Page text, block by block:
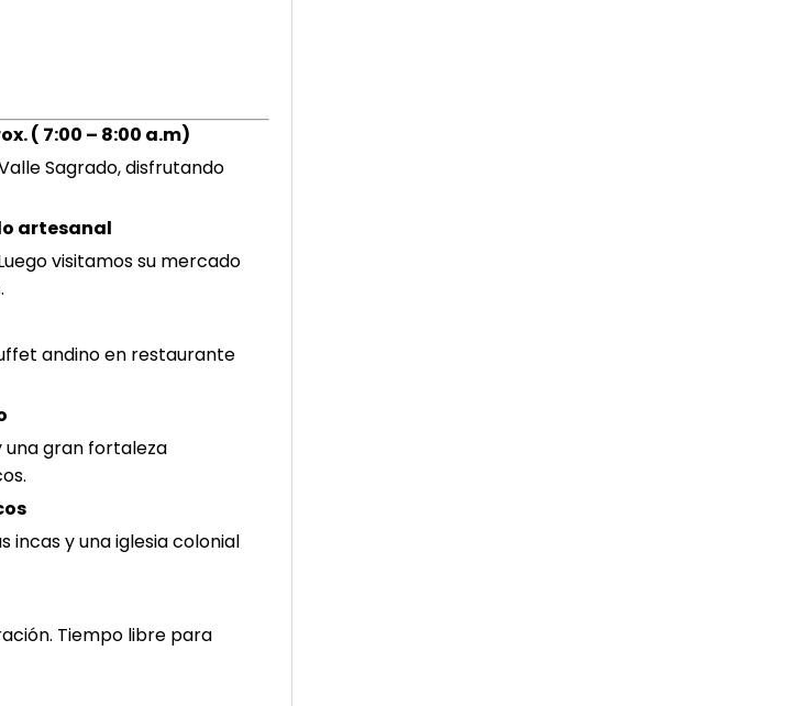
( 7:00 – 8:00 a.m)
Sagrado, disfrutando
artesanal
visitamos su mercado
andino en restaurante
una gran fortaleza
incas y una iglesia colonial
Tiempo libre para